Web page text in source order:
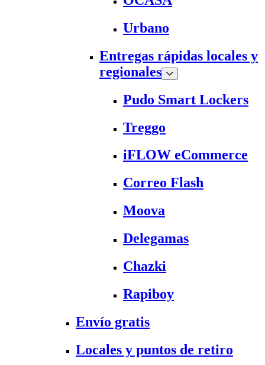
Urbano
Entregas rápidas locales y
regionales
Pudo Smart Lockers
Treggo
iFLOW eCommerce
Correo Flash
Moova
Delegamas
Chazki
Rapiboy
Envío gratis
Locales y puntos de retiro